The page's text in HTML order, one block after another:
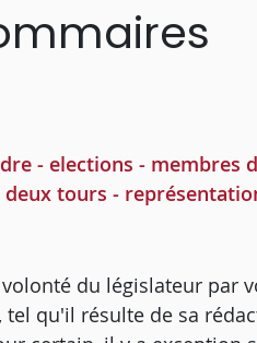
- elections -
tours -
du législateur par
tel qu'il résulte de sa